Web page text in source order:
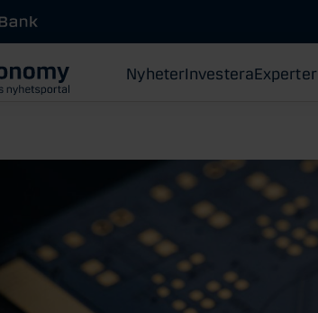
NyheterInvesteraExperter